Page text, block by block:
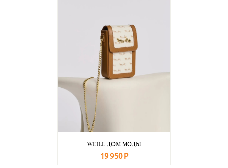
WEILL ДОМ МОДЫ
19 950 Р